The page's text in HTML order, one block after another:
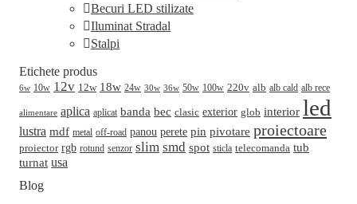
Becuri LED stilizate
Iluminat Stradal
Stalpi
Etichete produs
6w 10w 12v 12w 18w 24w 30w 36w 50w 100w 220v alb alb cald alb rece
alimentare aplica aplicat banda bec clasic exterior glob interior led
lustra mdf metal off-road panou perete pin pivotare proiectoare
proiector rgb rotund senzor slim smd spot sticla telecomanda tub
turnat usa
Blog